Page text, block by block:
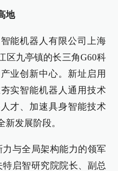
地
能机器人有限公司上海
区九亭镇的长三角G60科
业创新中心。新址启用
实智能机器人通用技术
才、加速具身智能技术
发展阶段。
与全局架构能力的领军
特启智研究院院长、副总